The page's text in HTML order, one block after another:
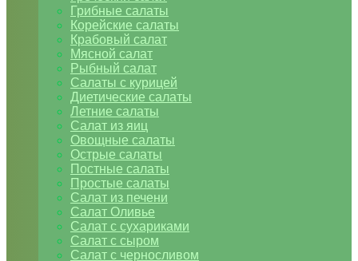
Грибные салаты
Корейские салаты
Крабовый салат
Мясной салат
Рыбный салат
Салаты с курицей
Диетические салаты
Летние салаты
Салат из яиц
Овощные салаты
Острые салаты
Постные салаты
Простые салаты
Салат из печени
Салат Оливье
Салат с сухариками
Салат с сыром
Салат с черносливом